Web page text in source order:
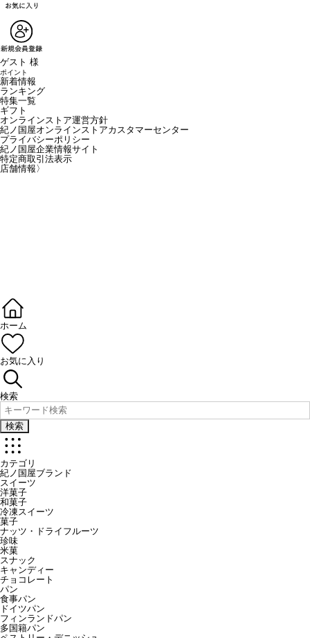
ゲスト 様
ポイント
新着情報
ランキング
特集一覧
ギフト
オンラインストア運営方針
紀ノ国屋オンラインストアカスタマーセンター
プライバシーポリシー
紀ノ国屋企業情報サイト
特定商取引法表示
店舗情報 〉
ホーム
お気に入り
検索
検索
カテゴリ
紀ノ国屋ブランド
スイーツ
洋菓子
和菓子
冷凍スイーツ
菓子
ナッツ・ドライフルーツ
珍味
米菓
スナック
キャンディー
チョコレート
パン
食事パン
ドイツパン
フィンランドパン
多国籍パン